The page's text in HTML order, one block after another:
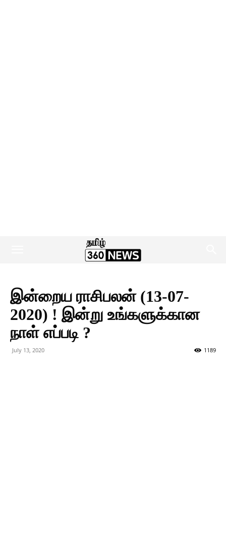
இன்றைய ராசிபலன் (13-07-
2020) ! இன்று உங்களுக்கான
நாள் எப்படி ?
July 13, 2020 1189